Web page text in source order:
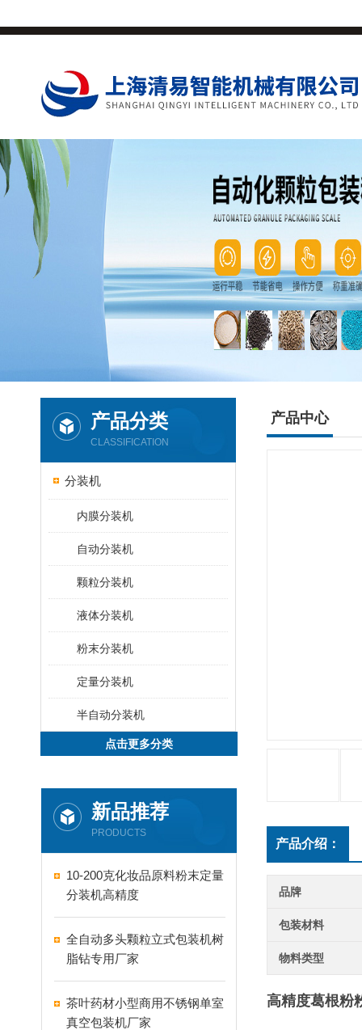
产品分类
CLASSIFICATION
分装机
内膜分装机
自动分装机
颗粒分装机
液体分装机
粉末分装机
定量分装机
半自动分装机
点击更多分类
新品推荐
PRODUCTS
10-200克化妆品原料粉末定量
分装机高精度
全自动多头颗粒立式包装机树
脂钻专用厂家
茶叶药材小型商用不锈钢单室
真空包装机厂家
产品中心
产品介绍：
品牌
包装材料
物料类型
高精度葛根粉